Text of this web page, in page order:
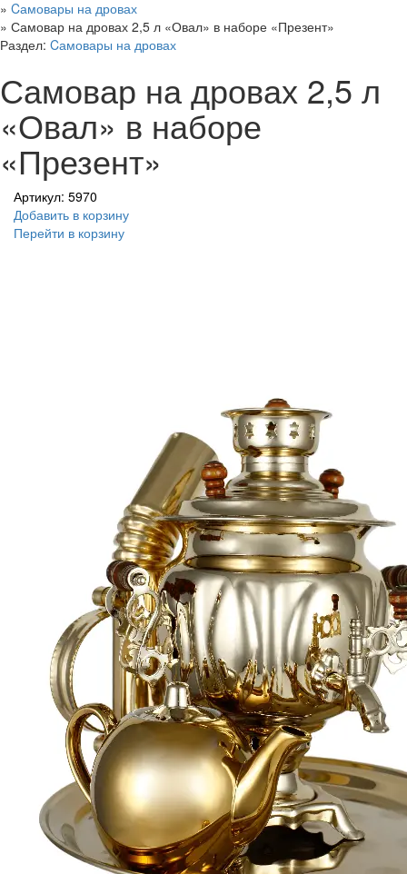
» Cамовары на дровах
» Самовар на дровах 2,5 л «Овал» в наборе «Презент»
Раздел: Cамовары на дровах
Самовар на дровах 2,5 л
«Овал» в наборе
«Презент»
Артикул: 5970
Добавить в корзину
Перейти в корзину